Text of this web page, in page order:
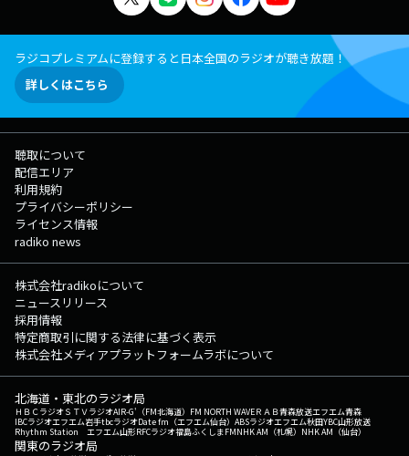
ラジコプレミアムに登録すると日本全国のラジオが聴き放題！
詳しくはこちら
聴取について
配信エリア
利用規約
プライバシーポリシー
ライセンス情報
radiko news
株式会社radikoについて
ニュースリリース
採用情報
特定商取引に関する法律に基づく表示
株式会社メディアプラットフォームラボについて
北海道・東北のラジオ局
ＨＢＣラジオＳＴＶラジオAIR-G'（FM北海道） FM NORTH WAVEＲＡＢ青森放送エフエム青森
IBCラジオエフエム岩手tbcラジオDate fm（エフエム仙台） ABSラジオエフエム秋田YBC山形放送
Rhythm Station エフエム山形RFCラジオ福島ふくしまFMNHK AM（札幌） NHK AM（仙台）
関東のラジオ局